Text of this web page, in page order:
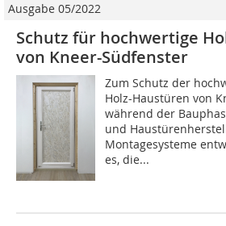
Ausgabe 05/2022
Schutz für hochwertige
von Kneer-Südfenster
Zum Schutz der
Holz-Haustüren von
während der
und
Montagesysteme
es, die...